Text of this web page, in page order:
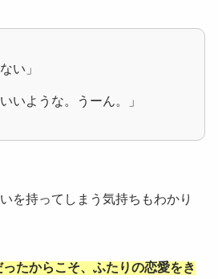
い」
いような。うーん。」
を持ってしまう気持ちもわかり
たからこそ、ふたりの恋愛をき